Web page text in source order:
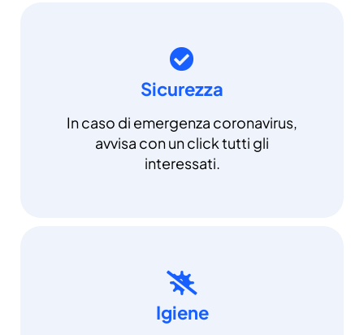
Sicurezza
In caso di emergenza coronavirus,
avvisa con un click tutti gli
interessati.
Igiene